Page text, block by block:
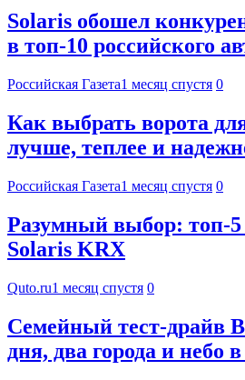
Solaris обошел
в топ-10 российского
Российская Газета1 месяц спустя 0
Как выбрать ворота
лучше, теплее и
Российская Газета1 месяц спустя 0
Разумный выбор: топ-5
Solaris KRX
Quto.ru1 месяц спустя 0
Семейный тест-драйв
дня, два города и небо